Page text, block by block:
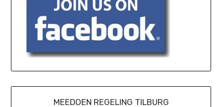
MEEDOEN REGELING TILBURG